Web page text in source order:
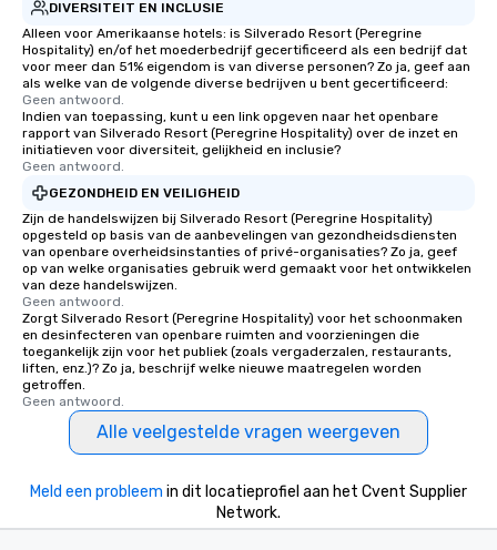
DIVERSITEIT EN INCLUSIE
Alleen voor Amerikaanse hotels: is Silverado Resort (Peregrine
Hospitality) en/of het moederbedrijf gecertificeerd als een bedrijf dat
voor meer dan 51% eigendom is van diverse personen? Zo ja, geef aan
als welke van de volgende diverse bedrijven u bent gecertificeerd:
Geen antwoord.
Indien van toepassing, kunt u een link opgeven naar het openbare
rapport van Silverado Resort (Peregrine Hospitality) over de inzet en
initiatieven voor diversiteit, gelijkheid en inclusie?
Geen antwoord.
GEZONDHEID EN VEILIGHEID
Zijn de handelswijzen bij Silverado Resort (Peregrine Hospitality)
opgesteld op basis van de aanbevelingen van gezondheidsdiensten
van openbare overheidsinstanties of privé-organisaties? Zo ja, geef
op van welke organisaties gebruik werd gemaakt voor het ontwikkelen
van deze handelswijzen.
Geen antwoord.
Zorgt Silverado Resort (Peregrine Hospitality) voor het schoonmaken
en desinfecteren van openbare ruimten and voorzieningen die
toegankelijk zijn voor het publiek (zoals vergaderzalen, restaurants,
liften, enz.)? Zo ja, beschrijf welke nieuwe maatregelen worden
getroffen.
Geen antwoord.
Alle veelgestelde vragen weergeven
Meld een probleem in dit locatieprofiel aan het Cvent Supplier
Network.